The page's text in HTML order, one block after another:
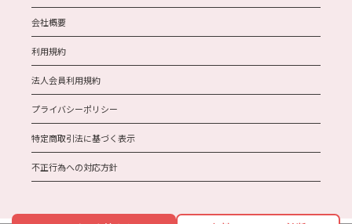
会社概要
利用規約
法人会員利用規約
プライバシーポリシー
特定商取引法に基づく表示
不正行為への対応方針